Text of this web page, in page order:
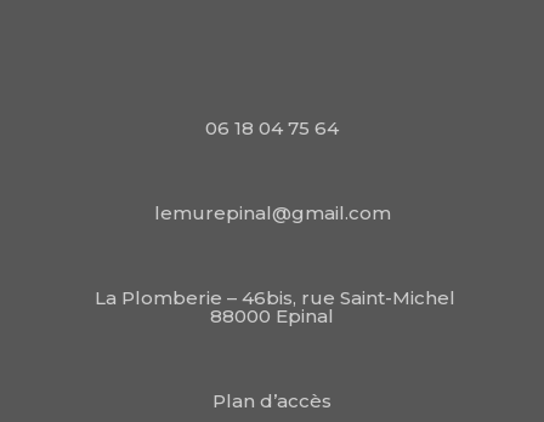
06 18 04 75 64
lemurepinal@gmail.com
La Plomberie – 46bis, rue Saint-Michel
88000 Epinal
Plan d’accès